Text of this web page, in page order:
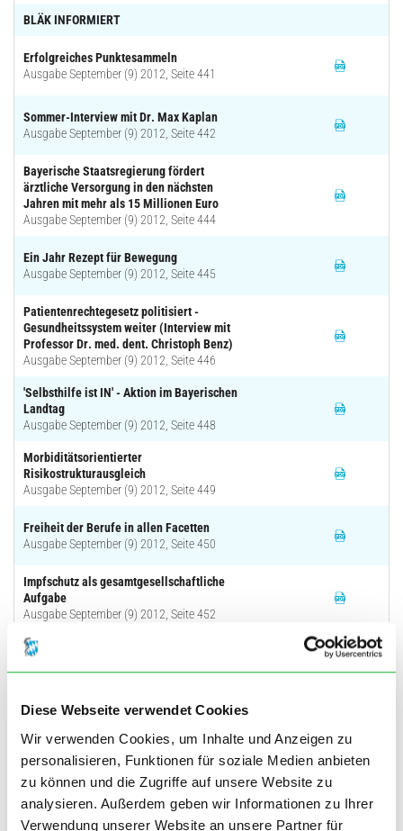
Diese Webseite verwendet Cookies
Wir verwenden Cookies, um Inhalte und Anzeigen zu
personalisieren, Funktionen für soziale Medien anbieten
zu können und die Zugriffe auf unsere Website zu
analysieren. Außerdem geben wir Informationen zu Ihrer
Verwendung unserer Website an unsere Partner für
BLÄK INFORMIERT
Erfolgreiches Punktesammeln
Ausgabe September (9) 2012, Seite 441
Sommer-Interview mit Dr. Max Kaplan
Ausgabe September (9) 2012, Seite 442
Bayerische Staatsregierung fördert
ärztliche Versorgung in den nächsten
Jahren mit mehr als 15 Millionen Euro
Ausgabe September (9) 2012, Seite 444
Ein Jahr Rezept für Bewegung
Ausgabe September (9) 2012, Seite 445
Patientenrechtegesetz politisiert -
Gesundheitssystem weiter (Interview mit
Professor Dr. med. dent. Christoph Benz)
Ausgabe September (9) 2012, Seite 446
'Selbsthilfe ist IN' - Aktion im Bayerischen
Landtag
Ausgabe September (9) 2012, Seite 448
Morbiditätsorientierter
Risikostrukturausgleich
Ausgabe September (9) 2012, Seite 449
Freiheit der Berufe in allen Facetten
Ausgabe September (9) 2012, Seite 450
Impfschutz als gesamtgesellschaftliche
Aufgabe
Ausgabe September (9) 2012, Seite 452
'Gemeinsam stark' - Special Olympics
Psychosomatische Medizin und
Ausgabe September (9) 2012, Seite 454
Zehn Fragen an ...
Ausgabe September (9) 2012, Seite 455